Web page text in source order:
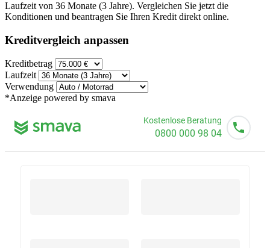
Laufzeit von 36 Monate (3 Jahre). Vergleichen Sie jetzt die
Konditionen und beantragen Sie Ihren Kredit direkt online.
Kreditvergleich anpassen
Kreditbetrag
Laufzeit
Verwendung
*Anzeige powered by smava